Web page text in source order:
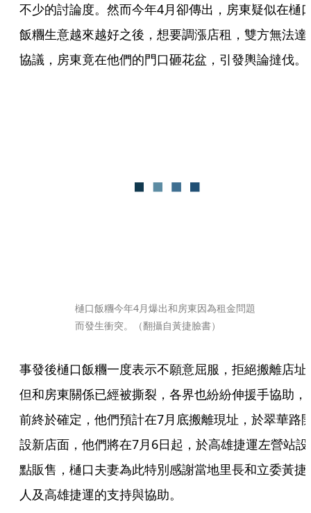
不少的討論度。然而今年4月卻傳出，房東疑似在樋
飯糰生意越來越好之後，想要調漲店租，雙方無法達
協議，房東竟在他們的門口砸花盆，引發輿論撻伐。
樋口飯糰今年4月爆出和房東因為租金問題
而發生衝突。（翻攝自黃捷臉書）
事發後樋口飯糰一度表示不願意屈服，拒絕搬離店址
但和房東關係已經被撕裂，各界也紛紛伸援手協助，
前終於確定，他們預計在7月底搬離現址，於翠華路
設新店面，他們將在7月6日起，於高雄捷運左營站設
點販售，樋口夫妻為此特別感謝當地里長和立委黃捷
人及高雄捷運的支持與協助。